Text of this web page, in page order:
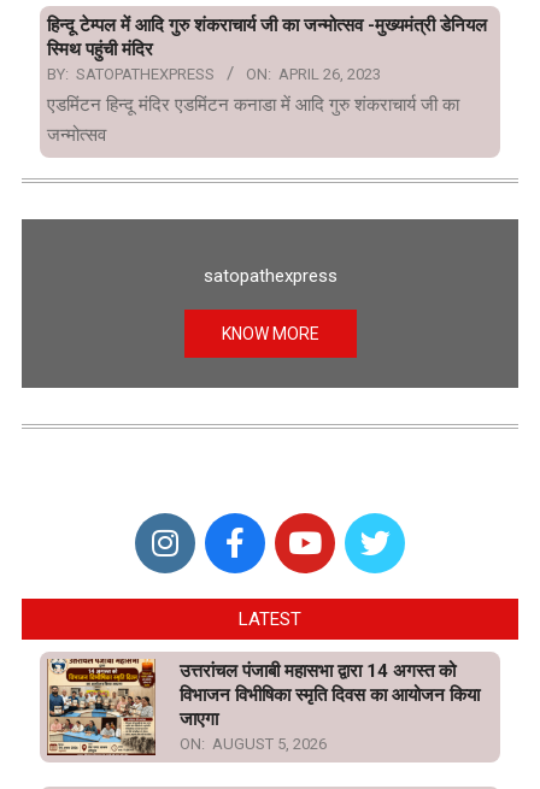
हिन्दू टेम्पल में आदि गुरु शंकराचार्य जी का जन्मोत्सव -मुख्यमंत्री डेनियल
स्मिथ पहुंची मंदिर
BY: SATOPATHEXPRESS ON: APRIL 26, 2023
एडमिंटन हिन्दू मंदिर एडमिंटन कनाडा में आदि गुरु शंकराचार्य जी का
जन्मोत्सव
satopathexpress
KNOW MORE
LATEST
उत्तरांचल पंजाबी महासभा द्वारा 14 अगस्त को
विभाजन विभीषिका स्मृति दिवस का आयोजन किया
जाएगा
ON: AUGUST 5, 2026